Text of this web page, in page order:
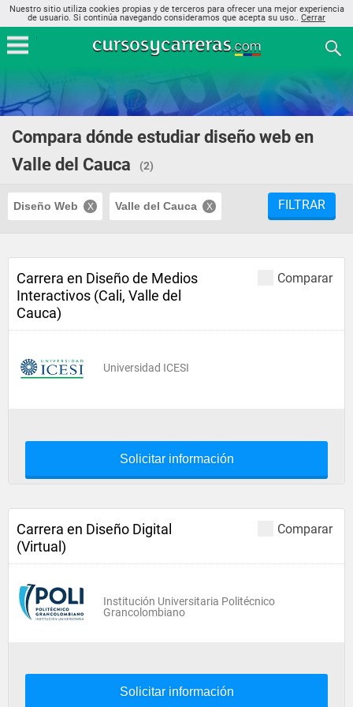
Nuestro sitio utiliza cookies propias y de terceros para ofrecer una mejor experiencia
de usuario. Si continúa navegando consideramos que acepta su uso.. Cerrar
Compara dónde estudiar diseño web en
Valle del Cauca
(2)
Diseño Web Valle del Cauca FILTRAR
Comparar
Carrera en Diseño de Medios
Interactivos (Cali, Valle del
Cauca)
Universidad ICESI
Solicitar información
Comparar
Carrera en Diseño Digital
(Virtual)
Institución Universitaria Politécnico
Grancolombiano
Solicitar información